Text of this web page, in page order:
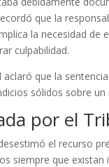
que la
la necesidad de
culpabilidad.
que la
sólidos sobre
por el
el recurso
siempre que